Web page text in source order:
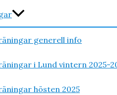
generell info
i Lund vintern 2025-
hösten 2025